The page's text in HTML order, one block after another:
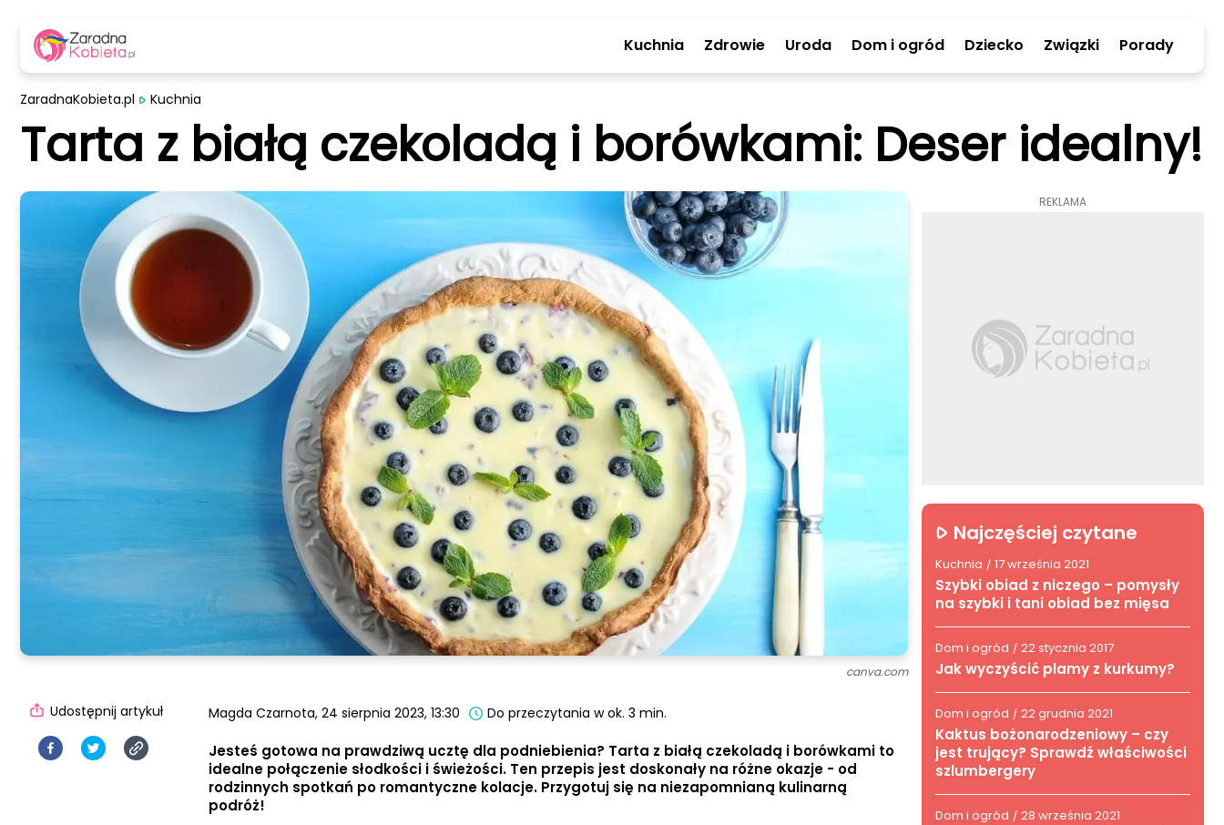
Kuchnia Zdrowie Uroda Dom i ogród Dziecko Związki Porady
canva.com
ZaradnaKobieta.pl Kuchnia
Tarta z białą czekoladą i borówkami: Deser idealny!
Magda Czarnota, 24 sierpnia 2023, 13:30 Do przeczytania w ok. 3 min.
Jesteś gotowa na prawdziwą ucztę dla podniebienia? Tarta z białą czekoladą i borówkami to
idealne połączenie słodkości i świeżości. Ten przepis jest doskonały na różne okazje - od
rodzinnych spotkań po romantyczne kolacje. Przygotuj się na niezapomnianą kulinarną
podróż!
Udostępnij artykuł
REKLAMA
Najczęściej czytane
Kuchnia / 17 września 2021
Szybki obiad z niczego – pomysły
na szybki i tani obiad bez mięsa
Dom i ogród / 22 stycznia 2017
Jak wyczyścić plamy z kurkumy?
Dom i ogród / 22 grudnia 2021
Kaktus bożonarodzeniowy – czy
jest trujący? Sprawdź właściwości
szlumbergery
Dom i ogród / 28 września 2021